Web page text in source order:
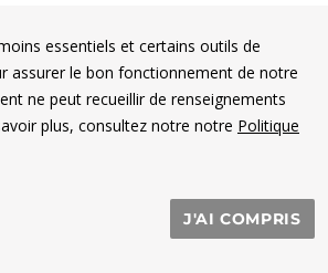
essentiels et certains outils de
assurer le bon fonctionnement de notre
ne peut recueillir de renseignements
plus, consultez notre notre Politique
J'AI COMPRIS